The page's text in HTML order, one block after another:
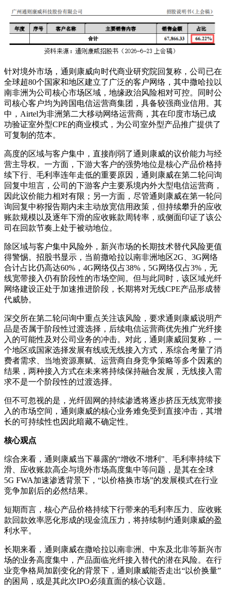
针对境外市场，通则康威向时代商业研究院回复称，公司已在
全球超80个国家和地区建立了广泛的客户网络，其中撒哈拉以
南非洲为公司核心市场区域，地缘政治风险相对可控。同时公
司核心客户均为跨国电信运营商集团，具备较强商业信用。其
中，Airtel为非洲第二大移动网络运营商，其在印度市场已成
功验证室外型CPE的商业模式，为公司室外型产品推广提供了
可复制的范本。
高度的区域与客户集中，直接削弱了通则康威的议价能力与经
营主导权。一方面，下游大客户的强势地位是核心产品价格持
续下行、毛利率连年走低的重要原因，通则康威在第二轮问询
回复中坦言，公司的下游客户主要系境内外大型电信运营商，
因此议价能力相对有限；另一方面，尽管通则康威在第一轮问
询回复中称报告期内未主动放宽信用政策，但持续攀升的应收
账款规模以及逐年下滑的应收账款周转率，或侧面印证了该公
司在回款节奏上处于被动地位。
除区域与客户集中风险外，新兴市场的长期技术替代风险更值
得警惕。招股书显示，当前撒哈拉以南非洲地区2G、3G网络
合计占比仍高达60%，4G网络仅占38%，5G网络仅占3%，无
线宽带接入仍有阶段性的市场空间。但与此同时，该区域光纤
网络建设正处于加速推进阶段，长期将对无线CPE产品形成替
代威胁。
深交所在第二轮问询中重点关注该风险，要求通则康威说明产
品是否属于阶段性过渡选择，后续电信运营商优先推广光纤接
入的可能性及对公司业务的冲击。对此，通则康威回复称，一
个地区或国家选择发展有线或无线接入方式，系综合考量了消
费者需求、当地资源禀赋、运营商自身竞争策略等多个因素的
结果，两种接入方式在未来将持续保持融合发展，无线接入需
求不是一个阶段性的过渡选择。
但不可忽视的是，光纤固网的持续渗透将逐步挤压无线宽带接
入的市场空间，通则康威的核心业务难免受到直接冲击，其增
长的可持续性也因此暗藏不确定性。
核心观点
综合来看，通则康威当下暴露的“增收不增利”、毛利率持续下
滑、应收账款高企与境外市场高度集中等问题，是其在全球
5G FWA加速渗透背景下，“以价格换市场”的发展模式在行业
竞争加剧后的必然结果。
短期而言，核心产品价格持续下行带来的毛利率压力、应收账
款回款效率恶化形成的现金流压力，将持续制约通则康威的盈
利水平。
长期来看，通则康威在撒哈拉以南非洲、中东及北非等新兴市
场的业务高度集中，产品面临光纤接入替代的潜在风险。在行
业竞争格局加剧变化的背景下，通则康威能否走出“以价换量”
的困局，或是其此次IPO必须直面的核心议题。